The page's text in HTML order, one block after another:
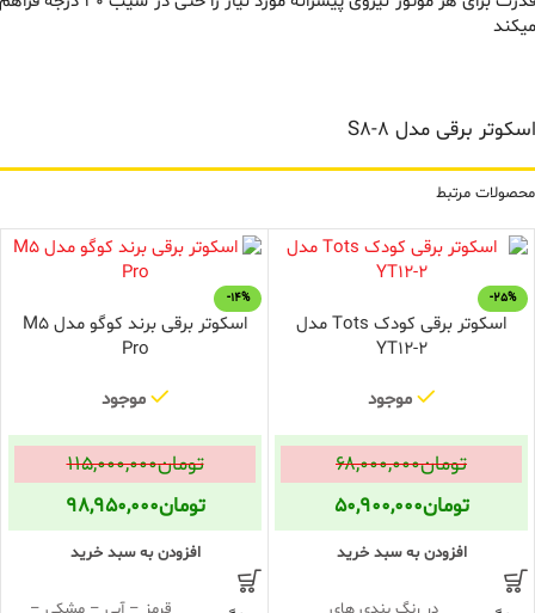
میکند
اسکوتر برقی مدل S8-8
محصولات مرتبط
-25%
اسکوتر برقی کودک Tots مدل
YT12-2
موجود
تومان۶۸,۰۰۰,۰۰۰
تومان۵۰,۹۰۰,۰۰۰
افزودن به سبد خرید
-14%
اسکوتر برقی برند کوگو مدل M5
Pro
موجود
تومان۱۱۵,۰۰۰,۰۰۰
تومان۹۸,۹۵۰,۰۰۰
افزودن به سبد خرید